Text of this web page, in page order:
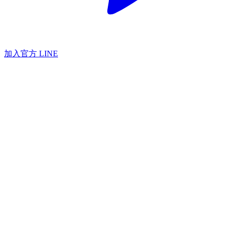
加入官方 LINE